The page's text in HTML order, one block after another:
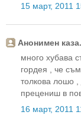
15 март, 2011
Анонимен
много хубава
гордея , че
толкова лошо
прецениш в
16 март, 2011